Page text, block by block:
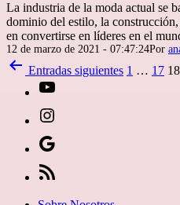
La industria de la moda actual se
dominio del estilo, la
en convertirse en líderes en el
Publicada
el
12 de marzo de 2021 - 07:47:24Por
Paginación
entradas
Entradas siguientes 1 … 17 18
instagram»]
fa-
Google